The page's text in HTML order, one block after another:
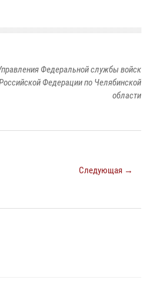
Федеральной службы войск
Федерации по Челябинской
области
Следующая →